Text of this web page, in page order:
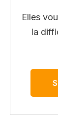
Elles
la